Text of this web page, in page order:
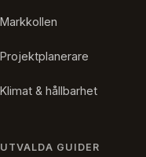
Markkollen
Projektplanerare
Klimat & hållbarhet
UTVALDA GUIDER